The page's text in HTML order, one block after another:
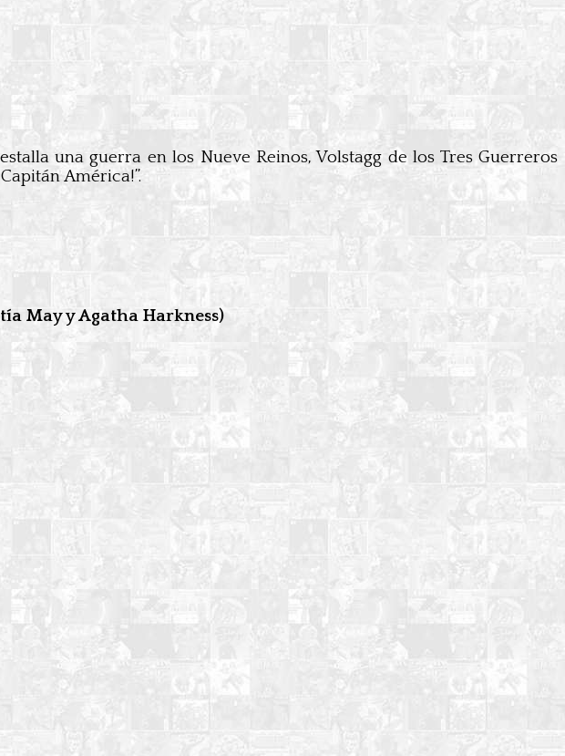
una guerra en los Nueve Reinos, Volstagg de los Tres Guerreros
Capitán América!”.
May y Agatha Harkness)